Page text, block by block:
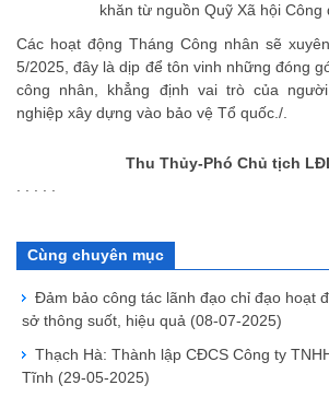
khăn từ nguồn Quỹ Xã hội Công
Các hoạt động Tháng Công nhân sẽ
5/2025, đây là dịp để tôn vinh những đóng
công nhân, khẳng định vai trò của
nghiệp xây dựng vào bảo vệ Tổ quốc./.
Thu Thủy-Phó Chủ tịch
. . . . .
Cùng chuyên mục
Đảm bảo công tác lãnh đạo chỉ đạo hoạt
sở thông suốt, hiệu quả (08-07-2025)
Thạch Hà: Thành lập CĐCS Công ty
Tĩnh (29-05-2025)